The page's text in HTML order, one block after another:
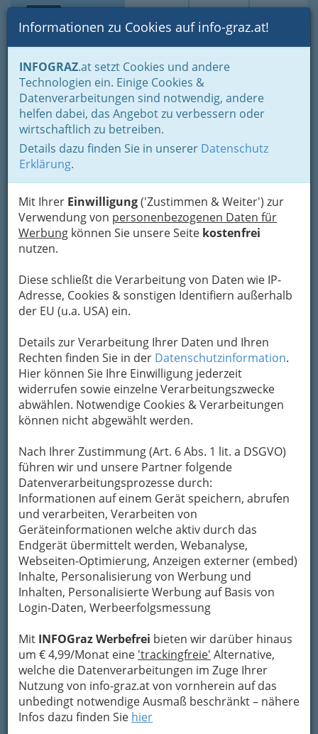
Suche Login Toggle
Informationen zu Cookies auf info-graz.at!
INFOGRAZ.at setzt Cookies und andere
Technologien ein. Einige Cookies &
Datenverarbeitungen sind notwendig, andere
helfen dabei, das Angebot zu verbessern oder
wirtschaftlich zu betreiben.
Details dazu finden Sie in unserer Datenschutz
Erklärung.
Mit Ihrer Einwilligung('Zustimmen & Weiter') zur
Verwendung von personenbezogenen Daten für
Werbung können Sie unsere Seite kostenfrei
nutzen.
Diese schließt die Verarbeitung von Daten wie IP-
Adresse, Cookies & sonstigen Identifiern außerhalb
der EU (u.a. USA) ein.
Details zur Verarbeitung Ihrer Daten und Ihren
Rechten finden Sie in der Datenschutzinformation.
Hier können Sie Ihre Einwilligung jederzeit
widerrufen sowie einzelne Verarbeitungszwecke
abwählen. Notwendige Cookies & Verarbeitungen
können nicht abgewählt werden.
Nach Ihrer Zustimmung (Art. 6 Abs. 1 lit. a DSGVO)
führen wir und unsere Partner folgende
Datenverarbeitungsprozesse durch:
Informationen auf einem Gerät speichern, abrufen
und verarbeiten, Verarbeiten von
Geräteinformationen welche aktiv durch das
Endgerät übermittelt werden, Webanalyse,
Webseiten-Optimierung, Anzeigen externer (embed)
Inhalte, Personalisierung von Werbung und
Inhalten, Personalisierte Werbung auf Basis von
Login-Daten, Werbeerfolgsmessung
Mit INFOGraz Werbefrei bieten wir darüber hinaus
um € 4,99/Monat eine 'trackingfreie' Alternative,
welche die Datenverarbeitungen im Zuge Ihrer
Nutzung von info-graz.at von vornherein auf das
unbedingt notwendige Ausmaß beschränkt – nähere
Infos dazu finden Sie hier
Home Branchen
Hubert Bayer
Willomitzergasse 7 /2, 8051 Graz
+43 664 382 84 86
Karte
Karte anzeigen
Kontaktaufnahme
Um die Info-Graz Firmenvor Spam-Mails zu
bewahren, verwenden wir an dieser Stelle zur
Formular. Ihre Nachricht wird nach dem
Absenden umgehend per Mail an das
Unternehmen Hubert Bayer weitergeleitet.
Mein Name
Meine Email Adresse
Mein Betreff
Meine Nachricht
Meine Nachricht senden